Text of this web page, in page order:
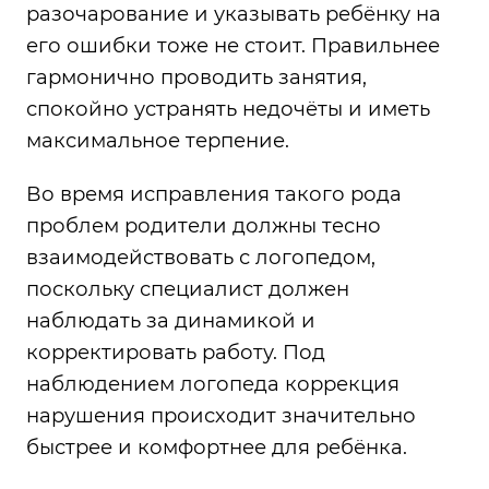
разочарование и указывать ребёнку на
его ошибки тоже не стоит. Правильнее
гармонично проводить занятия,
спокойно устранять недочёты и иметь
максимальное терпение.
Во время исправления такого рода
проблем родители должны тесно
взаимодействовать с логопедом,
поскольку специалист должен
наблюдать за динамикой и
корректировать работу. Под
наблюдением логопеда коррекция
нарушения происходит значительно
быстрее и комфортнее для ребёнка.